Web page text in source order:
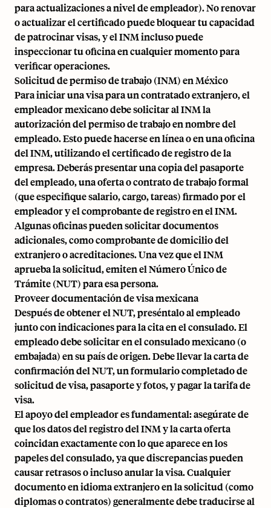
para actualizaciones a nivel de empleador). No renovar
o actualizar el certificado puede bloquear tu capacidad
de patrocinar visas, y el INM incluso puede
inspeccionar tu oficina en cualquier momento para
verificar operaciones.
Solicitud de permiso de trabajo (INM) en México
Para iniciar una visa para un contratado extranjero, el
empleador mexicano debe solicitar al INM la
autorización del permiso de trabajo en nombre del
empleado. Esto puede hacerse en línea o en una oficina
del INM, utilizando el certificado de registro de la
empresa. Deberás presentar una copia del pasaporte
del empleado, una oferta o contrato de trabajo formal
(que especifique salario, cargo, tareas) firmado por el
empleador y el comprobante de registro en el INM.
Algunas oficinas pueden solicitar documentos
adicionales, como comprobante de domicilio del
extranjero o acreditaciones. Una vez que el INM
aprueba la solicitud, emiten el Número Único de
Trámite (NUT) para esa persona.
Proveer documentación de visa mexicana
Después de obtener el NUT, preséntalo al empleado
junto con indicaciones para la cita en el consulado. El
empleado debe solicitar en el consulado mexicano (o
embajada) en su país de origen. Debe llevar la carta de
confirmación del NUT, un formulario completado de
solicitud de visa, pasaporte y fotos, y pagar la tarifa de
visa.
El apoyo del empleador es fundamental: asegúrate de
que los datos del registro del INM y la carta oferta
coincidan exactamente con lo que aparece en los
papeles del consulado, ya que discrepancias pueden
causar retrasos o incluso anular la visa. Cualquier
documento en idioma extranjero en la solicitud (como
diplomas o contratos) generalmente debe traducirse al